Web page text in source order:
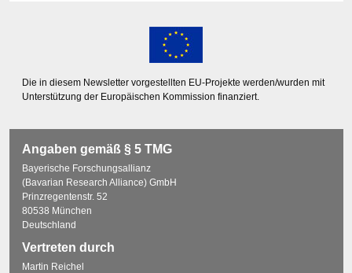
Die in diesem Newsletter vorgestellten EU-Projekte werden/wurden mit
Unterstützung der Europäischen Kommission finanziert.
Angaben gemäß § 5 TMG
Bayerische Forschungsallianz
(Bavarian Research Alliance) GmbH
Prinzregentenstr. 52
80538 München
Deutschland
Vertreten durch
Martin Reichel